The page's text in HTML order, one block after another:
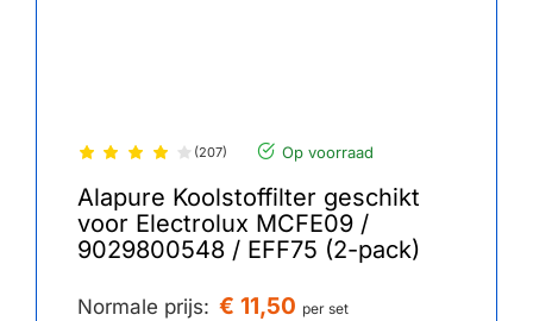
(207) Op voorraad
Alapure Koolstoffilter geschikt
voor Electrolux MCFE09 /
9029800548 / EFF75 (2-pack)
Normale prijs: € 11,50 per set